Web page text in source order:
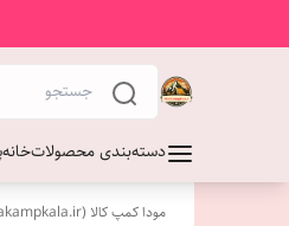
دسته‌بندی محصولاتخانه
مودا کمپ کالا (modakampkala.ir)